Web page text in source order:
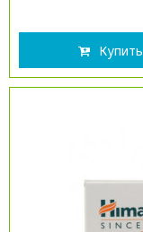
Купить